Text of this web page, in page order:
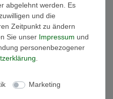
abgelehnt werden. Es
und die
Zeitpunkt zu ändern
Sie unser Impressum und
personenbezogener
Marketing